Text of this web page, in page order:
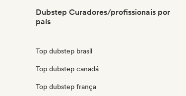
Dubstep Curadores/profissionais por
país
Top dubstep brasil
Top dubstep canadá
Top dubstep frança